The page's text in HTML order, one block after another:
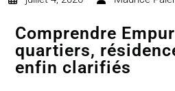
Comprendre
quartiers,
enfin clarifiés